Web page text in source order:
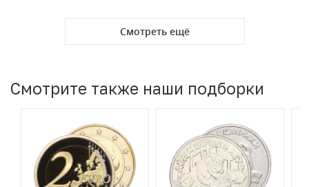
Смотреть ещё
Смотрите также наши подборки